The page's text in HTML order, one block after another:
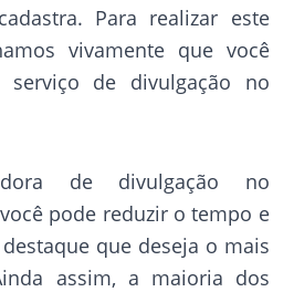
Para realizar este
vivamente que você
de divulgação no
de divulgação no
pode reduzir o tempo e
que deseja o mais
assim, a maioria dos